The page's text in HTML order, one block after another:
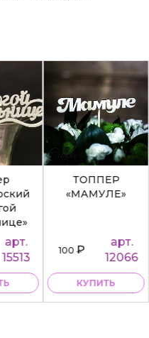
арт.
15513
ТОППЕР
«МАМУЛЕ»
100₽
арт.
12066
КУПИТЬ